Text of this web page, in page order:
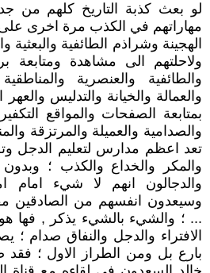
لو بعث كذبة التاريخ كلهم من
مهاراتهم في الكذب مرة اخرى على
الهجينة وشراذم الطائفية والبعثية
ولاحلتهم الى مشاهدة ومتابعة
والطائفية والعنصرية
والعمالة والخيانة والتدليس
بمتابعة الصفحات والمواقع
والصدامية والعميلة والمرتزقة
تعد اعظم مدارس لتعليم الدجل
والمكر والخداع والكذب ؛ وبدون
والدجالون انهم لا شيء امام
وسيعدون انفسهم من الصادقين
... ؛ والشيء بالشيء يذكر , فها
الافتراء والدجل والنفاق صدام ؛
بارع بل ومن الطراز الاول ؛ فقد